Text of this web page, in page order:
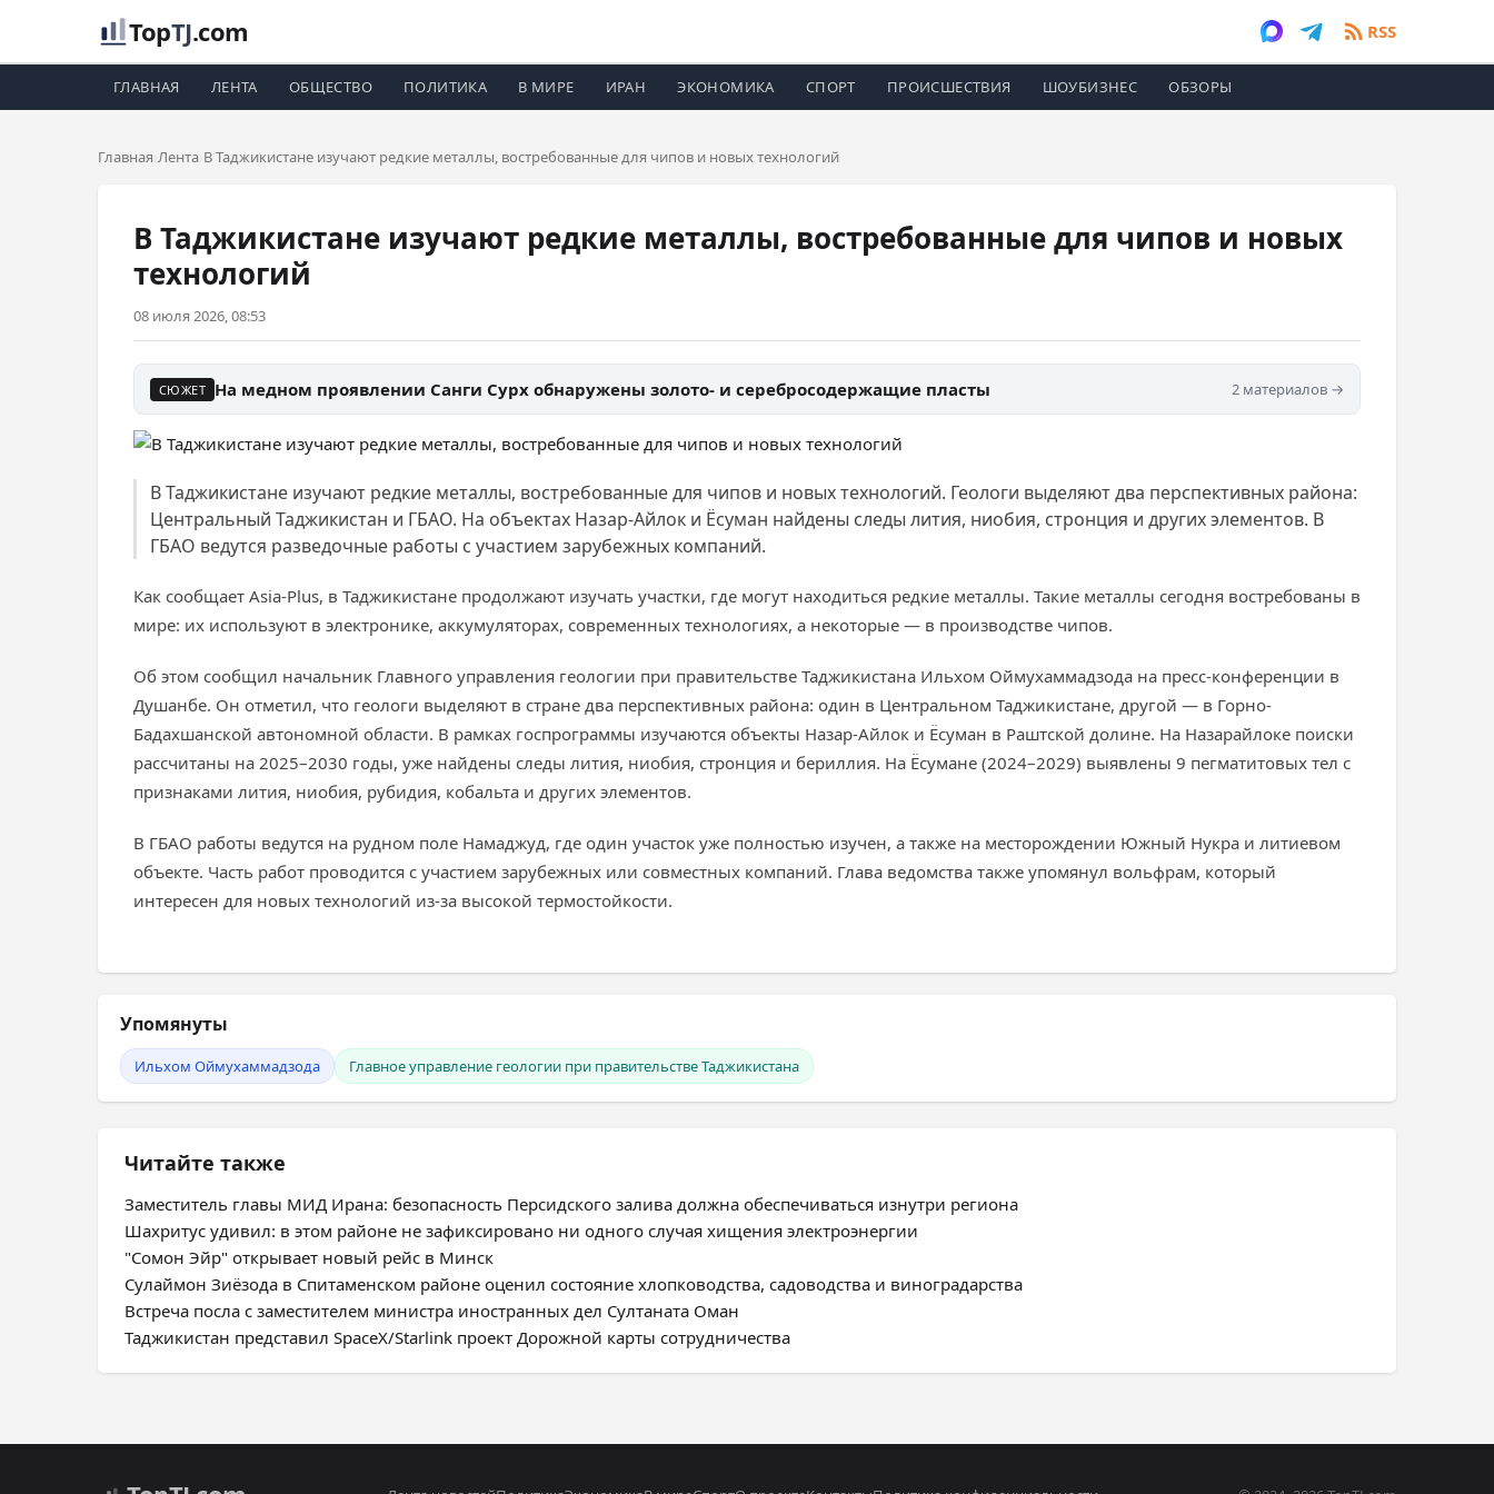
TopTJ.com RSS
ГЛАВНАЯ ЛЕНТА ОБЩЕСТВО ПОЛИТИКА В МИРЕ ИРАН ЭКОНОМИКА СПОРТ ПРОИСШЕСТВИЯ ШОУБИЗНЕС ОБЗОРЫ
Главная Лента В Таджикистане изучают редкие металлы, востребованные для чипов и новых технологий
В Таджикистане изучают редкие металлы, востребованные для чипов и новых
технологий
08 июля 2026, 08:53
СЮЖЕТ На медном проявлении Санги Сурх обнаружены золото- и серебросодержащие пласты 2 материалов →
В Таджикистане изучают редкие металлы, востребованные для чипов и новых технологий. Геологи выделяют два перспективных района:
Центральный Таджикистан и ГБАО. На объектах Назар-Айлок и Ёсуман найдены следы лития, ниобия, стронция и других элементов. В
ГБАО ведутся разведочные работы с участием зарубежных компаний.
Как сообщает Asia-Plus, в Таджикистане продолжают изучать участки, где могут находиться редкие металлы. Такие металлы сегодня востребованы в
мире: их используют в электронике, аккумуляторах, современных технологиях, а некоторые — в производстве чипов.
Об этом сообщил начальник Главного управления геологии при правительстве Таджикистана Ильхом Оймухаммадзода на пресс-конференции в
Душанбе. Он отметил, что геологи выделяют в стране два перспективных района: один в Центральном Таджикистане, другой — в Горно-
Бадахшанской автономной области. В рамках госпрограммы изучаются объекты Назар-Айлок и Ёсуман в Раштской долине. На Назарайлоке поиски
рассчитаны на 2025–2030 годы, уже найдены следы лития, ниобия, стронция и бериллия. На Ёсумане (2024–2029) выявлены 9 пегматитовых тел с
признаками лития, ниобия, рубидия, кобальта и других элементов.
В ГБАО работы ведутся на рудном поле Намаджуд, где один участок уже полностью изучен, а также на месторождении Южный Нукра и литиевом
объекте. Часть работ проводится с участием зарубежных или совместных компаний. Глава ведомства также упомянул вольфрам, который
интересен для новых технологий из-за высокой термостойкости.
Упомянуты
Ильхом Оймухаммадзода Главное управление геологии при правительстве Таджикистана
Читайте также
Заместитель главы МИД Ирана: безопасность Персидского залива должна обеспечиваться изнутри региона
Шахритус удивил: в этом районе не зафиксировано ни одного случая хищения электроэнергии
"Сомон Эйр" открывает новый рейс в Минск
Сулаймон Зиёзода в Спитаменском районе оценил состояние хлопководства, садоводства и виноградарства
Встреча посла с заместителем министра иностранных дел Султаната Оман
Таджикистан представил SpaceX/Starlink проект Дорожной карты сотрудничества